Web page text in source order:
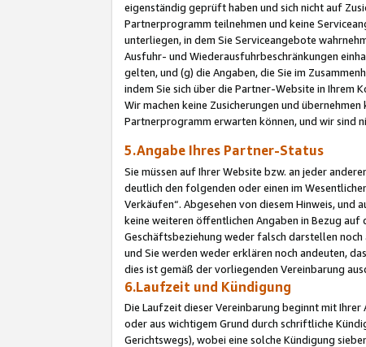
eigenständig geprüft haben und sich nicht auf
Partnerprogramm teilnehmen und keine
unterliegen, in dem Sie Serviceangebote
Ausfuhr- und Wiederausfuhrbeschränkungen
gelten, und (g) die Angaben, die Sie im
indem Sie sich über die Partner-Website in Ihrem
Wir machen keine Zusicherungen und
Partnerprogramm erwarten können, und wir sind
5.Angabe Ihres Partner-Status
Sie müssen auf Ihrer Website bzw. an jeder
deutlich den folgenden oder einen im
Verkäufen“. Abgesehen von diesem Hinweis,
keine weiteren öffentlichen Angaben in Bezug auf
Geschäftsbeziehung weder falsch darstellen
und Sie werden weder erklären noch andeuten,
dies ist gemäß der vorliegenden Vereinbarung
6.Laufzeit und Kündigung
Die Laufzeit dieser Vereinbarung beginnt mit
oder aus wichtigem Grund durch schriftliche
Gerichtswegs), wobei eine solche Kündigung